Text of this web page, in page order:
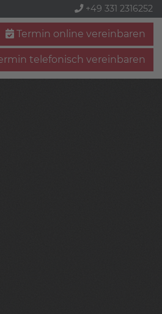
+49 331 2316252
Termin online vereinbaren
telefonisch vereinbaren